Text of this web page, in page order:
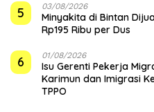
5 03/08/2026
Minyakita di Bintan
Rp195 Ribu per Dus
6 01/08/2026
Isu Gerenti Pekerja
Karimun dan Imigrasi
TPPO